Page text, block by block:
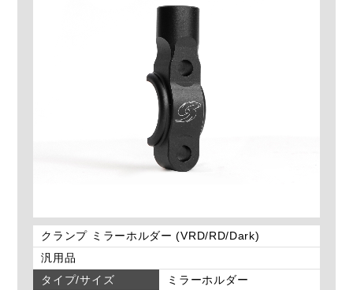
クランプ ミラーホルダー (VRD/RD/Dark)
汎用品
タイプ/サイズ
ミラーホルダー